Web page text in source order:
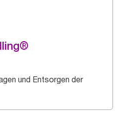
und Entsorgen der